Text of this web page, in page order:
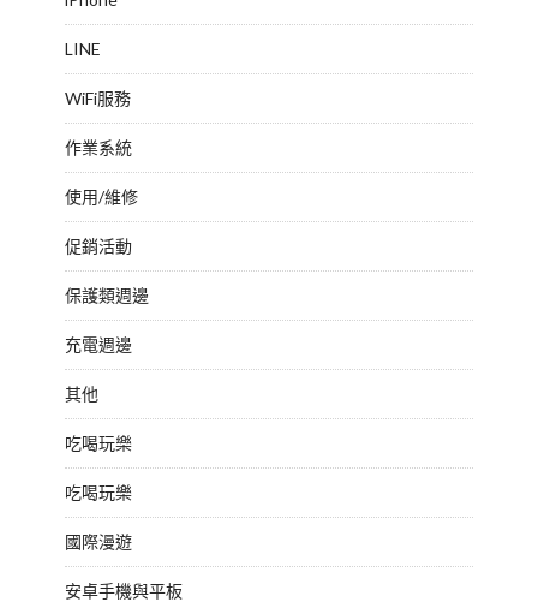
LINE
WiFi服務
作業系統
使用/維修
促銷活動
保護類週邊
充電週邊
其他
吃喝玩樂
吃喝玩樂
國際漫遊
安卓手機與平板